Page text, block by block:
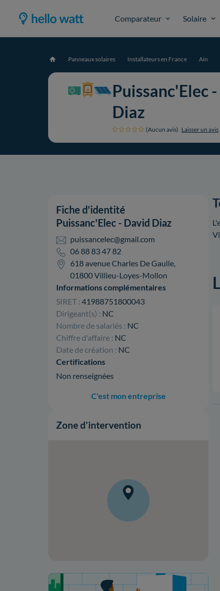
Comparateur Solaire
Accueil Panneaux solaires Installateurs en France Ain
Puissanc'Elec
Diaz
(Aucun avis) Laisser un avis
Fiche d'identité
Puissanc'Elec - David Diaz
puissancelec@gmail.com
06 88 83 47 82
618 avenue Charles De Gaulle,
01800 Villieu-Loyes-Mollon
Informations complémentaires
SIRET : 41988751800043
Dirigeant(s) : NC
Nombre de salariés : NC
Chiffre d'affaire : NC
Date de création : NC
Certifications
Non renseignées
C'est mon entreprise
Zone d'intervention
Votre projet de rénovation